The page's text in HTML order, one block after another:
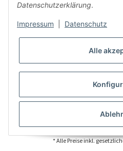
Datenschutzerklärung.
Impressum Datenschutz
Alle
* Alle Preise inkl.